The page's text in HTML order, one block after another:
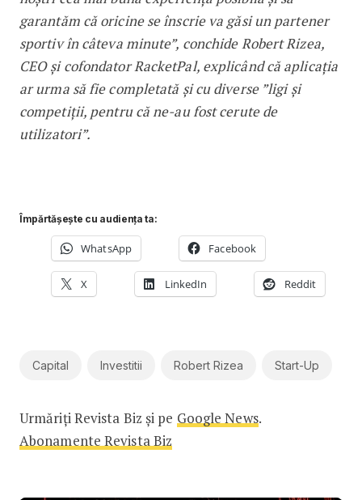
garantăm că oricine se înscrie va găsi un partener
sportiv în câteva minute”, conchide Robert Rizea,
CEO și cofondator RacketPal, explicând că aplicația
ar urma să fie completată și cu diverse ”ligi și
competiții, pentru că ne-au fost cerute de
utilizatori”.
Împărtășește cu audiența ta:
WhatsApp Facebook
X LinkedIn Reddit
Capital Investitii Robert Rizea Start-Up
Urmăriți Revista Biz și pe Google News.
Abonamente Revista Biz